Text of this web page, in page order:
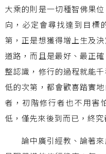
大乘的則是一切種智佛果
向，必定會尋找達到目標
第，正是想獲得增上生及
道路，而且是最好、最正
整認識，修行的過程就能
低的次第，都會歡喜踏實
者，初階修行者也不用害
低，僅先來後到而已，終
論中廣引經教、論著來